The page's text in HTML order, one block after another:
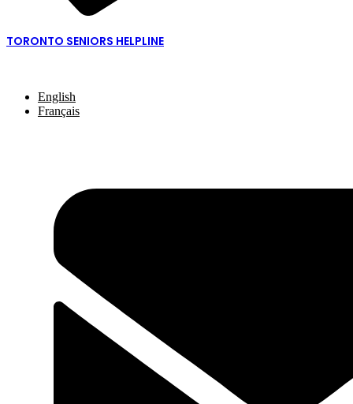
TORONTO SENIORS HELPLINE
English
Français